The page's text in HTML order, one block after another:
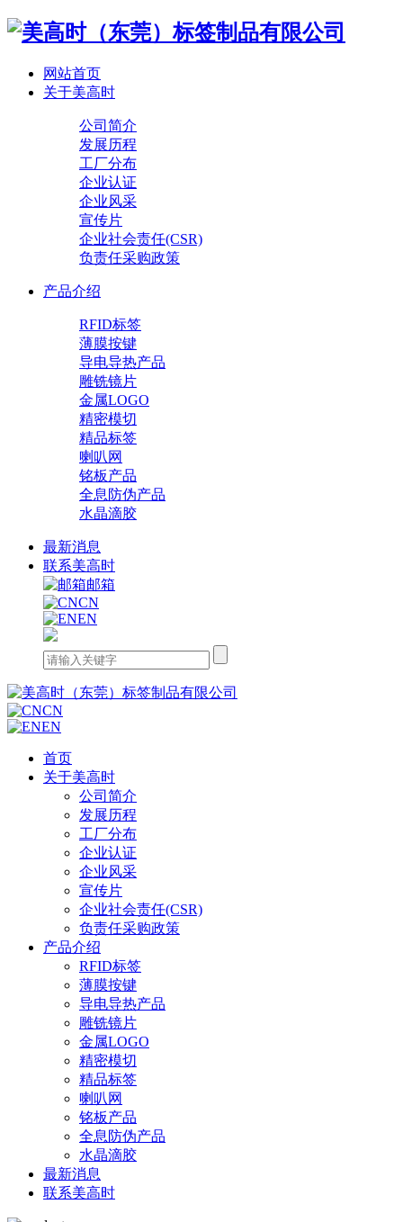
网站首页
关于美高时
公司简介
发展历程
工厂分布
企业认证
企业风采
宣传片
企业社会责任(CSR)
负责任采购政策
产品介绍
RFID标签
薄膜按键
导电导热产品
雕铣镜片
金属LOGO
精密模切
精品标签
喇叭网
铭板产品
全息防伪产品
水晶滴胶
最新消息
联系美高时
邮箱
CN
EN
CN
EN
首页
关于美高时
公司简介
发展历程
工厂分布
企业认证
企业风采
宣传片
企业社会责任(CSR)
负责任采购政策
产品介绍
RFID标签
薄膜按键
导电导热产品
雕铣镜片
金属LOGO
精密模切
精品标签
喇叭网
铭板产品
全息防伪产品
水晶滴胶
最新消息
联系美高时